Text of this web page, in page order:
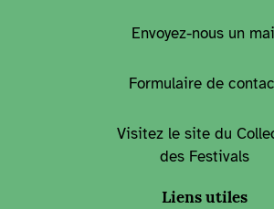
Envoyez-nous un
Formulaire de
Visitez le site du
des Festivals
Liens utiles